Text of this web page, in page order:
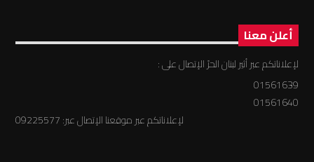
أعلن معنا
لإعلاناتكم عبر أثير لبنان الحرّ الإتصال على :
01561639
01561640
لإعلاناتكم عبر موقعنا الإتصال عبر: 09225577